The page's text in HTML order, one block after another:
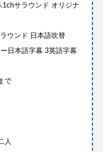
サラウンド オリジナ
ウンド 日本語吹替
日本語字幕 3英語字幕
で
人